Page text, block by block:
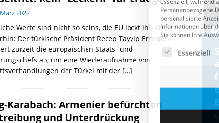
2022
Werte sind nicht so seins, die EU lockt ihn aber
Der türkische Präsident Recep Tayyip Erdogan
zurzeit die europäischen Staats- und
ab, um eine Wiederaufnahme von
der Türkei mit der […]
Karabach: Armenier befürchten
und Unterdrückung
CDU & Ampel wollen nach
der Wahl wieder Afghanen
einfliegen: Zeit für ein
Die Bundesregierung und die CDU
halten die Wähler für dumm! Weil die